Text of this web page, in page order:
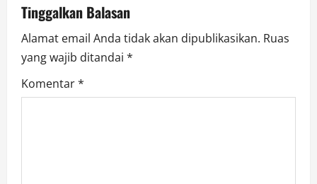
o
n
Tinggalkan Balasan
Alamat email Anda tidak akan dipublikasikan. Ruas
yang wajib ditandai *
Komentar*